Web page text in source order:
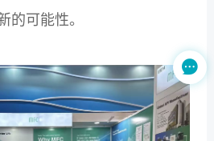
的可能性。
